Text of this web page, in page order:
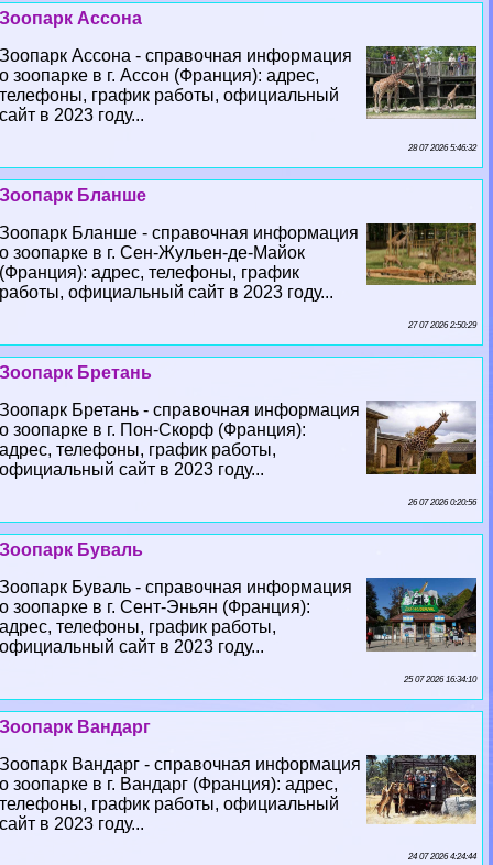
Зоопарк Ассона
Зоопарк Ассона - справочная информация
о зоопарке в г. Ассон (Франция): адрес,
телефоны, график работы, официальный
сайт в 2023 году...
28 07 2026 5:46:32
Зоопарк Бланше
Зоопарк Бланше - справочная информация
о зоопарке в г. Сен-Жульен-де-Майок
(Франция): адрес, телефоны, график
работы, официальный сайт в 2023 году...
27 07 2026 2:50:29
Зоопарк Бретань
Зоопарк Бретань - справочная информация
о зоопарке в г. Пон-Скорф (Франция):
адрес, телефоны, график работы,
официальный сайт в 2023 году...
26 07 2026 0:20:56
Зоопарк Буваль
Зоопарк Буваль - справочная информация
о зоопарке в г. Сент-Эньян (Франция):
адрес, телефоны, график работы,
официальный сайт в 2023 году...
25 07 2026 16:34:10
Зоопарк Вандарг
Зоопарк Вандарг - справочная информация
о зоопарке в г. Вандарг (Франция): адрес,
телефоны, график работы, официальный
сайт в 2023 году...
24 07 2026 4:24:44